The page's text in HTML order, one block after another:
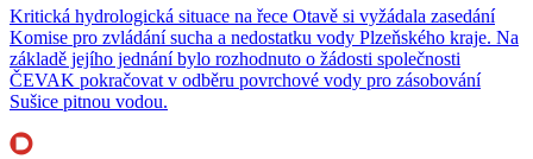
Kritická hydrologická situace na řece Otavě si vyžádala zasedání
Komise pro zvládání sucha a nedostatku vody Plzeňského kraje. Na
základě jejího jednání bylo rozhodnuto o žádosti společnosti
ČEVAK pokračovat v odběru povrchové vody pro zásobování
Sušice pitnou vodou.